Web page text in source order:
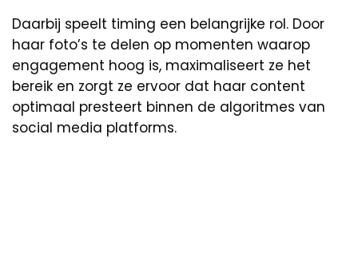
Daarbij speelt timing een belangrijke rol. Door
haar foto’s te delen op momenten waarop
engagement hoog is, maximaliseert ze het
bereik en zorgt ze ervoor dat haar content
optimaal presteert binnen de algoritmes van
social media platforms.